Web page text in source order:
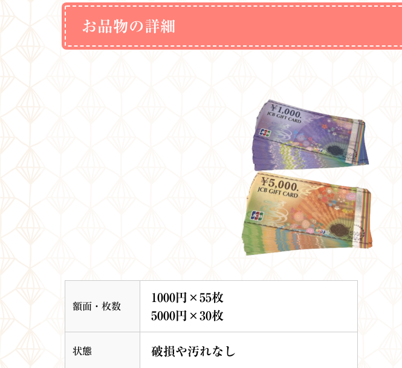
お品物の詳細
額面・枚数
1000円×55枚
5000円×30枚
状態 破損や汚れなし